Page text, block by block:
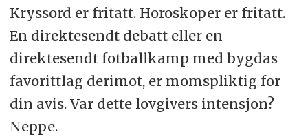
Kryssord er fritatt. Horoskoper er fritatt.
En direktesendt debatt eller en
direktesendt fotballkamp med bygdas
favorittlag derimot, er momspliktig for
din avis. Var dette lovgivers intensjon?
Neppe.